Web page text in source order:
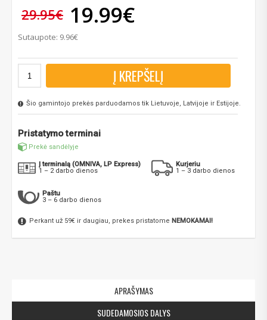
29.95€ 19.99€
Sutaupote: 9.96€
Į KREPŠELĮ
Šio gamintojo prekės parduodamos tik Lietuvoje, Latvijoje ir Estijoje.
Pristatymo terminai
Prekė sandėlyje
Į terminalą (OMNIVA, LP Express)
1 – 2 darbo dienos
Kurjeriu
1 – 3 darbo dienos
Paštu
3 – 6 darbo dienos
Perkant už 59€ ir daugiau, prekes pristatome NEMOKAMAI!
APRAŠYMAS
SUDEDAMOSIOS DALYS